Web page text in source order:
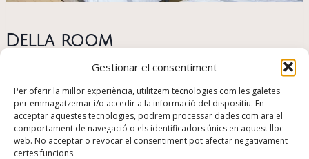
Gestionar el consentiment
Per oferir la millor experiència, utilitzem tecnologies com les galetes
per emmagatzemar i/o accedir a la informació del dispositiu. En
acceptar aquestes tecnologies, podrem processar dades com ara el
comportament de navegació o els identificadors únics en aquest lloc
web. No acceptar o revocar el consentiment pot afectar negativament
certes funcions.
Della room
Capacity: Up to 3 pax
From: 87.00 €
See details